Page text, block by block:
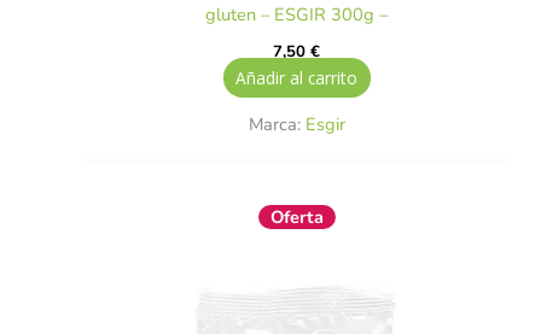
gluten – ESGIR 300g –
7,50€
Añadir al carrito
Marca: Esgir
Oferta
El
precio
3,50 €.3,15 €.